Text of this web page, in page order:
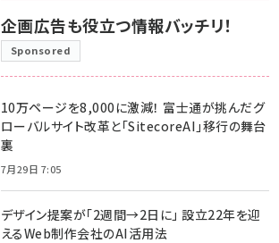
企画広告も役立つ情報バッチリ！
Sponsored
10万ページを8,000に激減！ 富士通が挑んだグ
ローバルサイト改革と「SitecoreAI」移行の舞台
裏
7月29日 7:05
デザイン提案が「2週間→2日に」 設立22年を迎
えるWeb制作会社のAI活用法